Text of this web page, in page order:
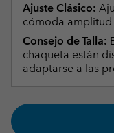
Ajuste Clásico:
cómoda
Consejo de Talla:
chaqueta están
adaptarse a las